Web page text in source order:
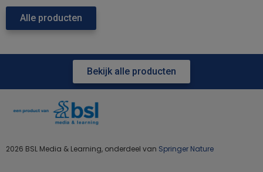
Alle producten
Bekijk alle producten
2026 BSL Media & Learning, onderdeel van Springer Nature